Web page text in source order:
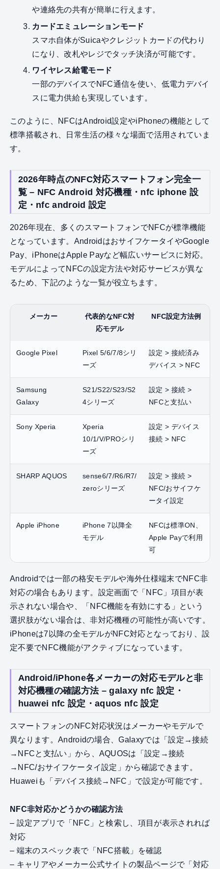
や連絡先の共有が簡単に行えます。
カードエミュレーションモード
スマホ自体がSuicaやクレジットカードの代わり
になり、改札やレジでタッチ決済が可能です。
ワイヤレス給電モード
一部のデバイスでNFC通信を使い、低電力デバイ
スに電力供給も実現しています。
このように、NFCはAndroid設定やiPhoneの機能として
標準搭載され、日常生活の様々な場面で活用されていま
す。
2026年時点のNFC対応スマートフォン完全一
覧 – NFC Android 対応機種・nfc iphone 設
定・nfc android 設定
2026年現在、多くのスマートフォンでNFCが標準機能
となっています。AndroidはおサイフケータイやGoogle
Pay、iPhoneはApple Payなど幅広いサービスに対応。
モデルによってNFCの設定方法や対応サービスが異な
るため、下記のような一覧が役立ちます。
メーカー
代表的なNFC対
応モデル
NFC設定方法例
Google Pixel
Pixel 5/6/7/8シリ
ーズ
設定 > 接続済み
デバイス > NFC
Samsung
Galaxy
S21/S22/S23/S2
4シリーズ
設定 > 接続 >
NFCと支払い
Sony Xperia
Xperia
10/1/V/PROシリ
ーズ
設定 > デバイス
接続 > NFC
SHARP AQUOS
sense6/7/R6/R7/
zeroシリーズ
設定 > 接続 >
NFC/おサイフケ
ータイ設定
Apple iPhone
iPhone 7以降全
モデル
NFCは標準ON、
Apple Payで利用
可
Androidでは一部の格安モデルや海外仕様端末でNFC非
対応の場合もあります。設定画面で「NFC」項目が表
示されない場合や、「NFC機能を有効にする」という
選択肢がない場合は、非対応機種の可能性が高いです。
iPhoneは7以降の全モデルがNFC対応となっており、設
定不要でNFC機能がアクティブになっています。
Android/iPhone各メーカーの対応モデルと非
対応機種の確認方法 – galaxy nfc 設定・
huawei nfc 設定・aquos nfc 設定
スマートフォンのNFC対応状況はメーカーやモデルで
異なります。Androidの場合、Galaxyでは「設定→接続
→NFCと支払い」から、AQUOSは「設定→接続
→NFC/おサイフケータイ設定」から確認できます。
Huaweiも「デバイス接続→NFC」で設定が可能です。
NFC非対応かどうかの確認方法
– 設定アプリで「NFC」と検索し、項目が表示されれば
対応
– 端末のスペック表で「NFC搭載」を確認
– キャリアやメーカー公式サイトの製品ページで「対応